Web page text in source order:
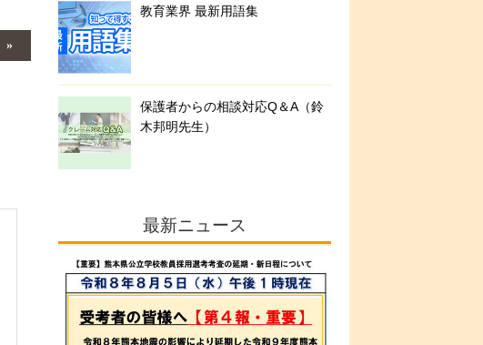
教育業界 最新用語集
保護者からの相談対応Q＆A（鈴
木邦明先生）
最新ニュース